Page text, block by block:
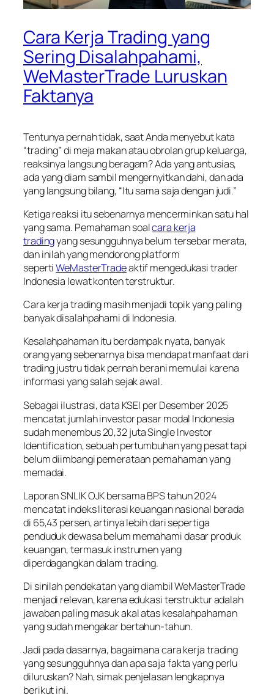
Cara Kerja Trading yang
Sering Disalahpahami,
WeMasterTrade Luruskan
Faktanya
Tentunya pernah tidak, saat Anda menyebut kata
“trading” di meja makan atau obrolan grup keluarga,
reaksinya langsung beragam? Ada yang antusias,
ada yang diam sambil mengernyitkan dahi, dan ada
yang langsung bilang, “Itu sama saja dengan judi.”
Ketiga reaksi itu sebenarnya mencerminkan satu hal
yang sama. Pemahaman soalcara kerja
tradingyang sesungguhnya belum tersebar merata,
dan inilah yang mendorong platform
sepertiWeMasterTradeaktif mengedukasi trader
Indonesia lewat konten terstruktur.
Cara kerja trading masih menjadi topik yang paling
banyak disalahpahami di Indonesia.
Kesalahpahaman itu berdampak nyata, banyak
orang yang sebenarnya bisa mendapat manfaat dari
trading justru tidak pernah berani memulai karena
informasi yang salah sejak awal.
Sebagai ilustrasi, data KSEI per Desember 2025
mencatat jumlah investor pasar modal Indonesia
sudah menembus 20,32 juta Single Investor
Identification, sebuah pertumbuhan yang pesat tapi
belum diimbangi pemerataan pemahaman yang
memadai.
Laporan SNLIK OJK bersama BPS tahun 2024
mencatat indeks literasi keuangan nasional berada
di 65,43 persen, artinya lebih dari sepertiga
penduduk dewasa belum memahami dasar produk
keuangan, termasuk instrumen yang
diperdagangkan dalam trading.
Di sinilah pendekatan yang diambil WeMasterTrade
menjadi relevan, karena edukasi terstruktur adalah
jawaban paling masuk akal atas kesalahpahaman
yang sudah mengakar bertahun-tahun.
Jadi pada dasarnya, bagaimana cara kerja trading
yang sesungguhnya dan apa saja fakta yang perlu
diluruskan? Nah, simak penjelasan lengkapnya
berikut ini.